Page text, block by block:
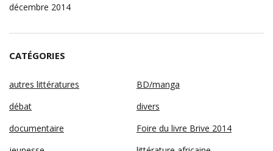
décembre 2014
CATÉGORIES
autres littératures
BD/manga
débat
divers
documentaire
Foire du livre Brive 2014